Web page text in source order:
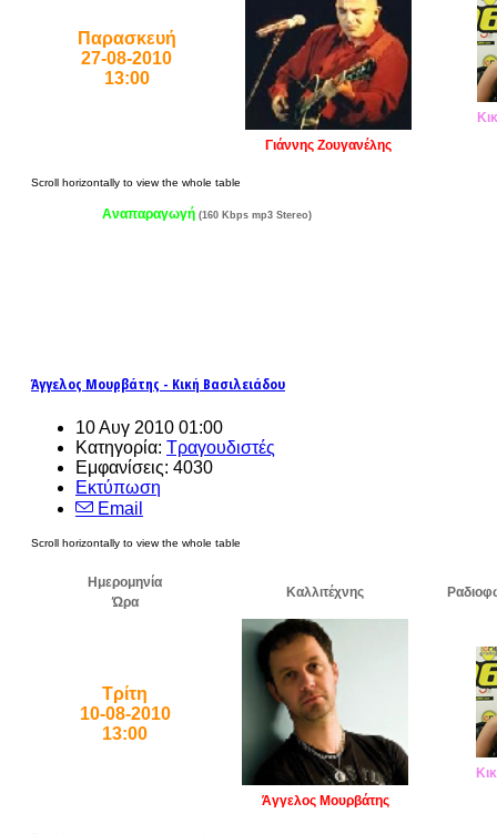
Παρασκευή
27-08-2010
13:00
Γιάννης Ζουγανέλης
Αναπαραγωγή (160 Kbps mp3 Stereo)
Άγγελος Μουρβάτης - Κική Βασιλειάδου
10 Αυγ 2010 01:00
Κατηγορία: Τραγουδιστές
Εμφανίσεις: 4030
Εκτύπωση
Email
Ημερομηνία
Ώρα
Καλλιτέχνης
Τρίτη
10-08-2010
13:00
Άγγελος Μουρβάτης